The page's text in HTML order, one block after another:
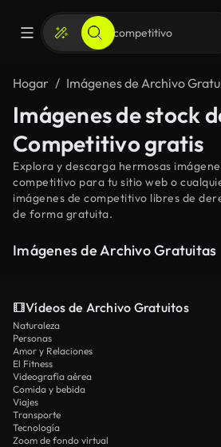
Hogar Imágenes de Archivo
Imágenes de stock
Competitivo gratis
Explora y descarga hermosas
competitivo para tu sitio web o
imágenes de competitivo libres de
de forma gratuita.
Imágenes de Archivo Gratuitas
Vídeos de Archivo Gratuitos
Naturaleza
Personas
Amor y Relaciones
El Fitness
Videografía aérea
Comida y bebida
Viajes
Transporte
Tecnología
Zoom de fondo virtual